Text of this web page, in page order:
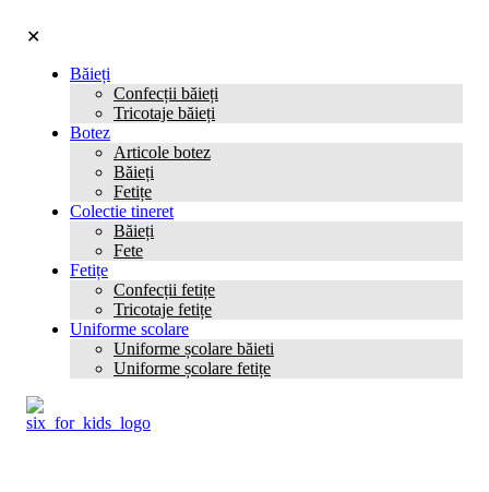
✕
Băieți
Confecții băieți
Tricotaje băieți
Botez
Articole botez
Băieți
Fetițe
Colectie tineret
Băieți
Fete
Fetițe
Confecții fetițe
Tricotaje fetițe
Uniforme scolare
Uniforme școlare băieti
Uniforme școlare fetițe